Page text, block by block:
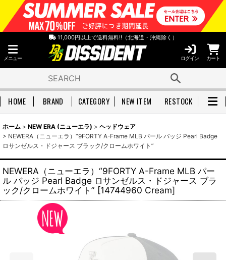
11,000円以上で送料無料!!（北海道・沖縄除く）
メニュー ログイン カート
HOME BRAND CATEGORY NEW ITEM RESTOCK
ホーム > NEW ERA (ニューエラ) > ヘッドウェア
> NEWERA（ニューエラ）“9FORTY A-Frame MLB パール バッジ Pearl Badge
ロサンゼルス・ドジャース ブラック/クロームホワイト”
NEWERA（ニューエラ）“9FORTY A-Frame MLB パー
ル バッジ Pearl Badge ロサンゼルス・ドジャース ブラ
ック/クロームホワイト” [14744960 Cream]